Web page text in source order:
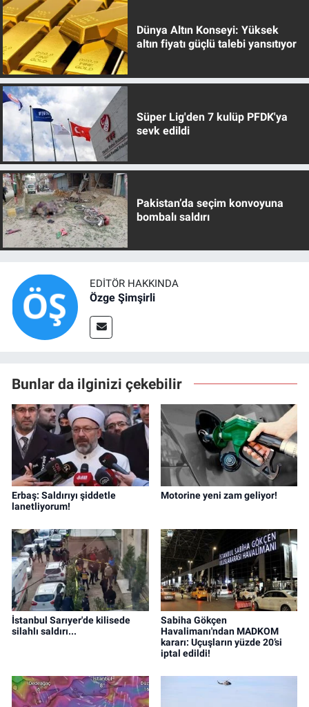
Dünya Altın Konseyi: Yüksek
altın fiyatı güçlü talebi yansıtıyor
Süper Lig'den 7 kulüp PFDK'ya
sevk edildi
Pakistan’da seçim konvoyuna
bombalı saldırı
EDITÖR HAKKINDA
Özge Şimşirli
Bunlar da ilginizi çekebilir
Erbaş: Saldırıyı şiddetle
lanetliyorum!
Motorine yeni zam geliyor!
İstanbul Sarıyer'de kilisede
silahlı saldırı...
Sabiha Gökçen
Havalimanı'ndan MADKOM
kararı: Uçuşların yüzde 20’si
iptal edildi!